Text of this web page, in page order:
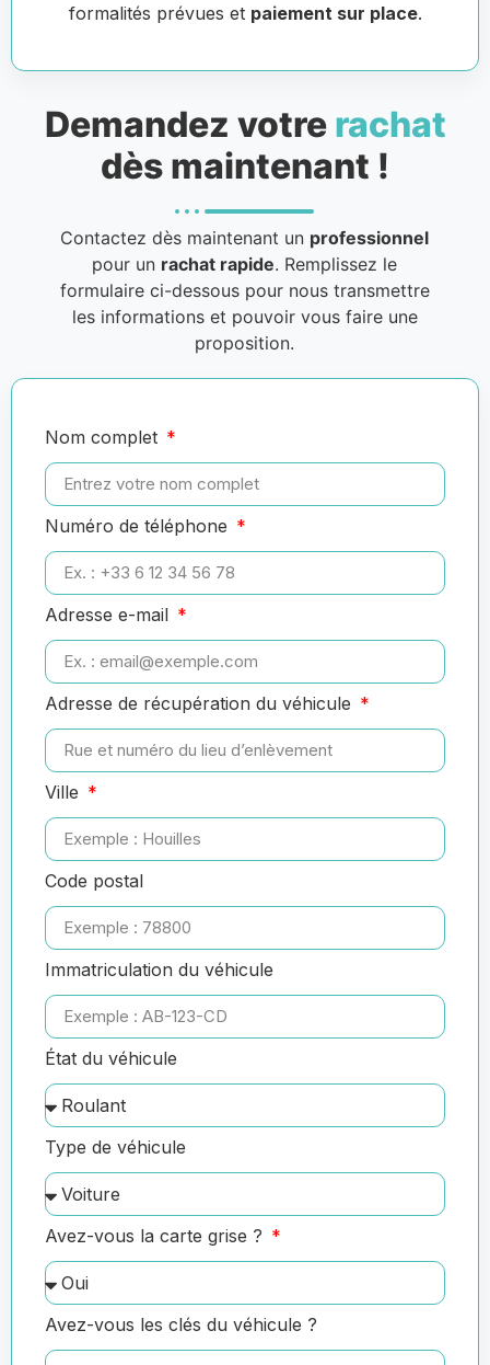
formalités prévues et paiement sur place.
Demandez votre rachat
dès maintenant !
Contactez dès maintenant un professionnel
pour un rachat rapide. Remplissez le
formulaire ci-dessous pour nous transmettre
les informations et pouvoir vous faire une
proposition.
Nom complet
Numéro de téléphone
Adresse e-mail
Adresse de récupération du véhicule
Ville
Code postal
Immatriculation du véhicule
État du véhicule
Type de véhicule
Avez-vous la carte grise ?
Avez-vous les clés du véhicule ?